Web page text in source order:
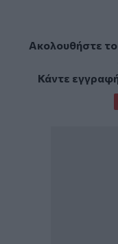
Ακολουθήστε
Κάντε